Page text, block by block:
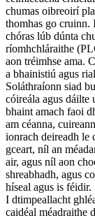
chumas oibreoirí
thomhas go cruinn.
chóras lúb dúnta
ríomhchláraithe
aon tréimhse ama.
a bhainistiú agus
Soláthraíonn siad
cóireála agus dáilte
bhaint amach faoi
am céanna,
ionrach deireadh le
gceart, níl an
air, agus níl aon
shreabhadh, agus
híseal agus is féidir.
I dtimpeallacht
caidéal méadraithe